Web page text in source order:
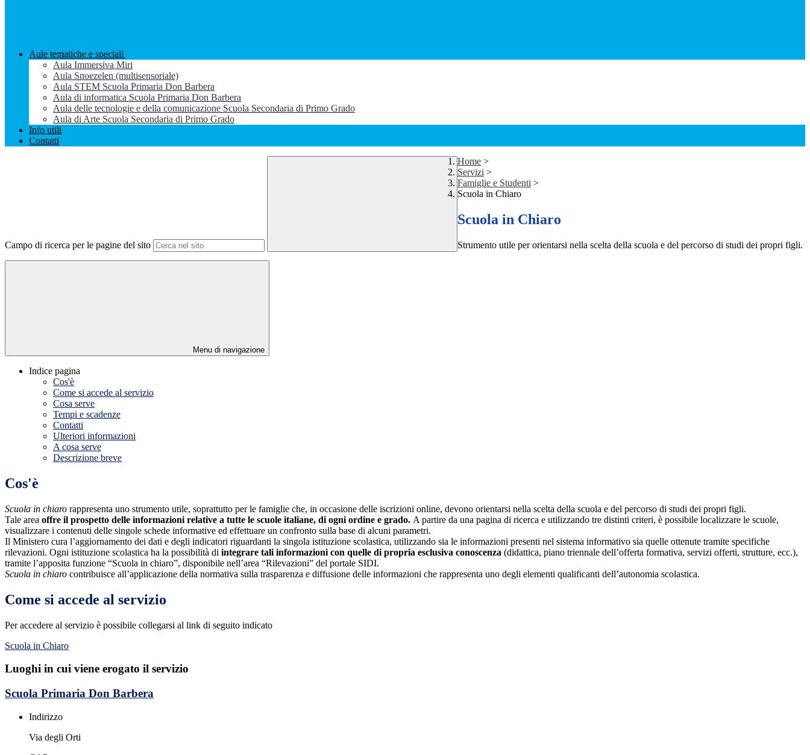
Aule tematiche e speciali
Aula Immersiva Miri
Aula Snoezelen (multisensoriale)
Aula STEM Scuola Primaria Don Barbera
Aula di informatica Scuola Primaria Don Barbera
Aula delle tecnologie e della comunicazione Scuola Secondaria di Primo Grado
Aula di Arte Scuola Secondaria di Primo Grado
Info utili
Contatti
Campo di ricerca per le pagine del sito
Home >
Servizi >
Famiglie e Studenti >
Scuola in Chiaro
Scuola in Chiaro
Strumento utile per orientarsi nella scelta della scuola e del percorso di studi dei propri figli.
Menu di navigazione
Indice pagina
Cos'è
Come si accede al servizio
Cosa serve
Tempi e scadenze
Contatti
Ulteriori informazioni
A cosa serve
Descrizione breve
Cos'è
Scuola in chiaro rappresenta uno strumento utile, soprattutto per le famiglie che, in occasione delle iscrizioni online, devono orientarsi nella scelta della scuola e del percorso di studi dei propri figli.
Tale area offre il prospetto delle informazioni relative a tutte le scuole italiane, di ogni ordine e grado. A partire da una pagina di ricerca e utilizzando tre distinti criteri, è possibile localizzare le scuole,
visualizzare i contenuti delle singole schede informative ed effettuare un confronto sulla base di alcuni parametri.
Il Ministero cura l’aggiornamento dei dati e degli indicatori riguardanti la singola istituzione scolastica, utilizzando sia le informazioni presenti nel sistema informativo sia quelle ottenute tramite specifiche
rilevazioni. Ogni istituzione scolastica ha la possibilità di integrare tali informazioni con quelle di propria esclusiva conoscenza (didattica, piano triennale dell’offerta formativa, servizi offerti, strutture, ecc.),
tramite l’apposita funzione “Scuola in chiaro”, disponibile nell’area “Rilevazioni” del portale SIDI.
Scuola in chiaro contribuisce all’applicazione della normativa sulla trasparenza e diffusione delle informazioni che rappresenta uno degli elementi qualificanti dell’autonomia scolastica.
Come si accede al servizio
Per accedere al servizio è possibile collegarsi al link di seguito indicato
Scuola in Chiaro
Luoghi in cui viene erogato il servizio
Scuola Primaria Don Barbera
Indirizzo
Via degli Orti